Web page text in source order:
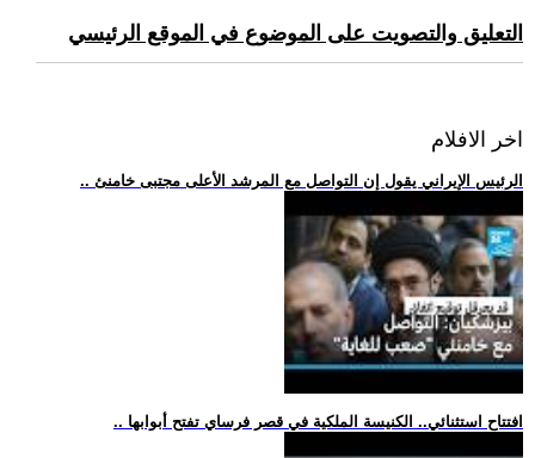
التعليق والتصويت على الموضوع في الموقع الرئيسي
اخر الافلام
.. الرئيس الإيراني يقول إن التواصل مع المرشد الأعلى مجتبى خامنئ
.. افتتاح استثنائي.. الكنيسة الملكية في قصر فرساي تفتح أبوابها